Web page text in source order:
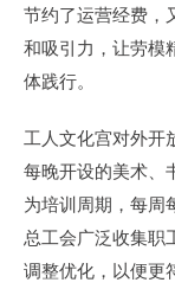
节约了运营经费，
和吸引力，让劳模
体践行。
工人文化宫对外开
每晚开设的美术、
为培训周期，每周
总工会广泛收集职
调整优化，以便更